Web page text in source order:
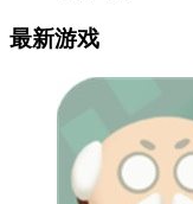
最新游戏